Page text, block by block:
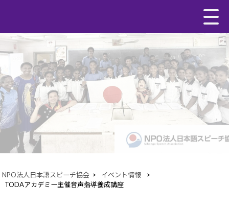
NPO法人日本語スピーチ協会 > イベント情報
>
TODAアカデミー主催音声指導養成講座